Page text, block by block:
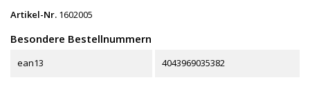
Artikel-Nr. 1602005
Besondere Bestellnummern
ean13 4043969035382